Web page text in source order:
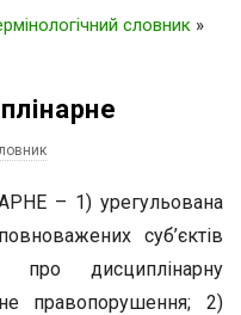
словник »
– 1) урегульована
суб’єктів
дисциплінарну
правопорушення; 2)